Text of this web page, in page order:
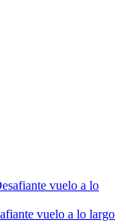
vuelo a lo largo